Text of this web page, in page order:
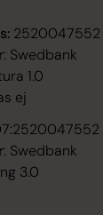
2520047552
: Swedbank
1.0
ej
: Swedbank
3.0